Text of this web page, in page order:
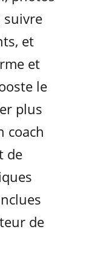
suivre
et
et
le
plus
coach
de
de